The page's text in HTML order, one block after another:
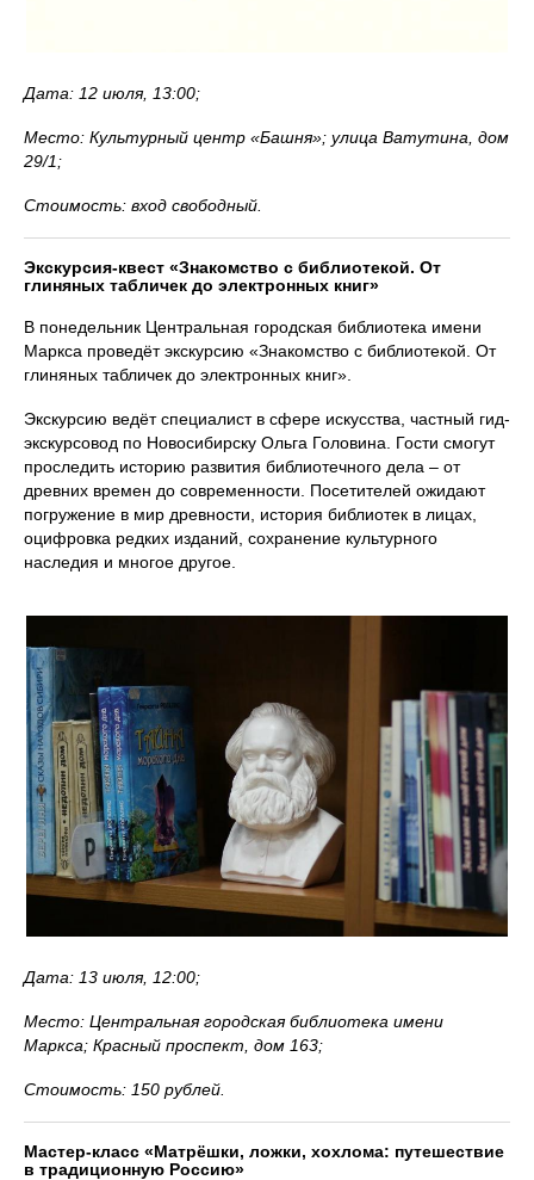
Дата: 12 июля, 13:00;
Место: Культурный центр «Башня»; улица Ватутина, дом
29/1;
Стоимость: вход свободный.
Экскурсия-квест «Знакомство с библиотекой. От
глиняных табличек до электронных книг»
В понедельник Центральная городская библиотека имени
Маркса проведёт экскурсию «Знакомство с библиотекой. От
глиняных табличек до электронных книг».
Экскурсию ведёт специалист в сфере искусства, частный гид-
экскурсовод по Новосибирску Ольга Головина. Гости смогут
проследить историю развития библиотечного дела – от
древних времен до современности. Посетителей ожидают
погружение в мир древности, история библиотек в лицах,
оцифровка редких изданий, сохранение культурного
наследия и многое другое.
Дата: 13 июля, 12:00;
Место: Центральная городская библиотека имени
Маркса; Красный проспект, дом 163;
Стоимость: 150 рублей.
Мастер-класс «Матрёшки, ложки, хохлома: путешествие
в традиционную Россию»